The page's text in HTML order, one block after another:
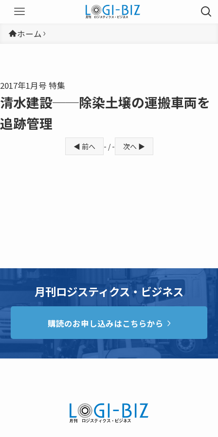
ホーム
2017年1月号 特集
清水建設──除染土壌の運搬車両を
追跡管理
◀ 前へ - / - 次へ ▶
月刊ロジスティクス・ビジネス
購読のお申し込みはこちらから